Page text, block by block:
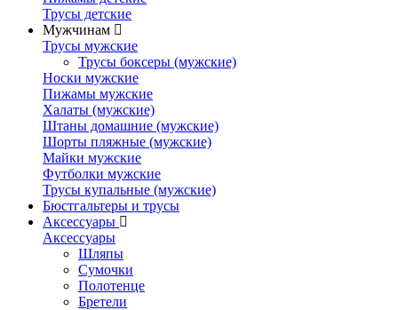
Трусы детские
Мужчинам
Трусы мужские
Трусы боксеры (мужские)
Носки мужские
Пижамы мужские
Халаты (мужские)
Штаны домашние (мужские)
Шорты пляжные (мужские)
Майки мужские
Футболки мужские
Трусы купальные (мужские)
Бюстгальтеры и трусы
Аксессуары
Аксессуары
Шляпы
Сумочки
Полотенце
Бретели